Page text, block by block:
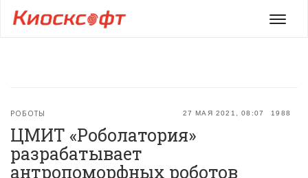
Меню
27 МАЯ 2021, 08:07 1988
РОБОТЫ
ЦМИТ «Роболатория»
разрабатывает
антропоморфных роботов